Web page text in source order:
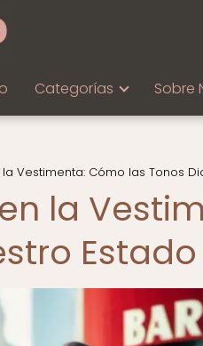
Categorías Sobre
Vestimenta: Cómo las Tonos
la